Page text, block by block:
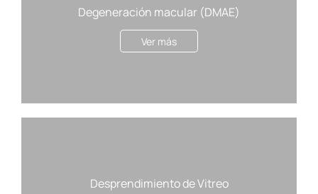
Degeneración macular (DMAE)
Ver más
Desprendimiento de Vitreo